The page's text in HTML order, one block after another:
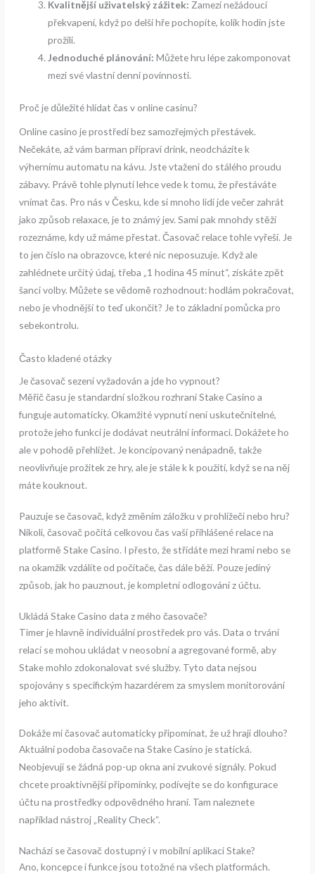
Kvalitnější uživatelský zážitek: Zamezí nežádoucí
překvapení, když po delší hře pochopíte, kolik hodin jste
prožili.
Jednoduché plánování: Můžete hru lépe zakomponovat
mezi své vlastní denní povinnosti.
Proč je důležité hlídat čas v online casinu?
Online casino je prostředí bez samozřejmých přestávek.
Nečekáte, až vám barman připraví drink, neodcházíte k
výhernímu automatu na kávu. Jste vtaženi do stálého proudu
zábavy. Právě tohle plynutí lehce vede k tomu, že přestáváte
vnímat čas. Pro nás v Česku, kde si mnoho lidí jde večer zahrát
jako způsob relaxace, je to známý jev. Sami pak mnohdy stěží
rozeznáme, kdy už máme přestat. Časovač relace tohle vyřeší. Je
to jen číslo na obrazovce, které nic neposuzuje. Když ale
zahlédnete určitý údaj, třeba „1 hodina 45 minut“, získáte zpět
šanci volby. Můžete se vědomě rozhodnout: hodlám pokračovat,
nebo je vhodnější to teď ukončit? Je to základní pomůcka pro
sebekontrolu.
Často kladené otázky
Je časovač sezení vyžadován a jde ho vypnout?
Měřič času je standardní složkou rozhraní Stake Casino a
funguje automaticky. Okamžité vypnutí není uskutečnitelné,
protože jeho funkcí je dodávat neutrální informaci. Dokážete ho
ale v pohodě přehlížet. Je koncipovaný nenápadně, takže
neovlivňuje prožitek ze hry, ale je stále k k použití, když se na něj
máte kouknout.
Pauzuje se časovač, když změním záložku v prohlížeči nebo hru?
Nikoli, časovač počítá celkovou čas vaší přihlášené relace na
platformě Stake Casino. I přesto, že střídáte mezi hrami nebo se
na okamžik vzdálíte od počítače, čas dále běží. Pouze jediný
způsob, jak ho pauznout, je kompletní odlogování z účtu.
Ukládá Stake Casino data z mého časovače?
Timer je hlavně individuální prostředek pro vás. Data o trvání
relací se mohou ukládat v neosobní a agregované formě, aby
Stake mohlo zdokonalovat své služby. Tyto data nejsou
spojovány s specifickým hazardérem za smyslem monitorování
jeho aktivit.
Dokáže mi časovač automaticky připomínat, že už hrají dlouho?
Aktuální podoba časovače na Stake Casino je statická.
Neobjevují se žádná pop-up okna ani zvukové signály. Pokud
chcete proaktivnější připomínky, podívejte se do konfigurace
účtu na prostředky odpovědného hraní. Tam naleznete
například nástroj „Reality Check“.
Nachází se časovač dostupný i v mobilní aplikaci Stake?
Ano, koncepce i funkce jsou totožné na všech platformách.